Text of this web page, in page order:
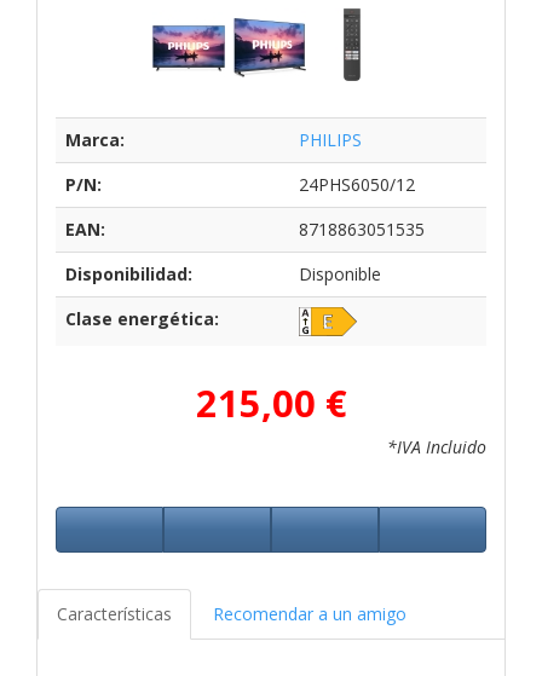
Marca:
PHILIPS
P/N:
24PHS6050/12
EAN:
8718863051535
Disponibilidad:
Disponible
Clase energética:
215,00 €
*IVA Incluido
Características Recomendar a un amigo